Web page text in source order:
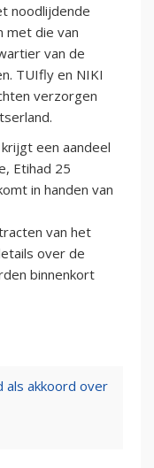
noodlijdende
met die van
van de
TUIfly en NIKI
verzorgen
een aandeel
Etihad 25
in handen van
van het
over de
binnenkort
als akkoord over